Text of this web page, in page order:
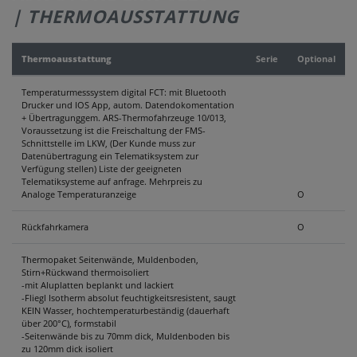
| THERMOAUSSTATTUNG
Thermoausstattung Serie Optional
Temperaturmesssystem digital FCT: mit Bluetooth
Drucker und IOS App, autom. Datendokomentation
+ Übertragunggem. ARS-Thermofahrzeuge 10/013,
Voraussetzung ist die Freischaltung der FMS-
Schnittstelle im LKW, (Der Kunde muss zur
Datenübertragung ein Telematiksystem zur
Verfügung stellen) Liste der geeigneten
Telematiksysteme auf anfrage. Mehrpreis zu
Analoge Temperaturanzeige
O
Rückfahrkamera O
Thermopaket Seitenwände, Muldenboden,
Stirn+Rückwand thermoisoliert
-mit Aluplatten beplankt und lackiert
-Fliegl Isotherm absolut feuchtigkeitsresistent, saugt
KEIN Wasser, hochtemperaturbeständig (dauerhaft
über 200°C), formstabil
-Seitenwände bis zu 70mm dick, Muldenboden bis
zu 120mm dick isoliert